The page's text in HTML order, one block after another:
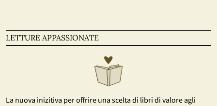
LETTURE APPASSIONATE
La nuova inizitiva per offrire una scelta di libri di valore agli